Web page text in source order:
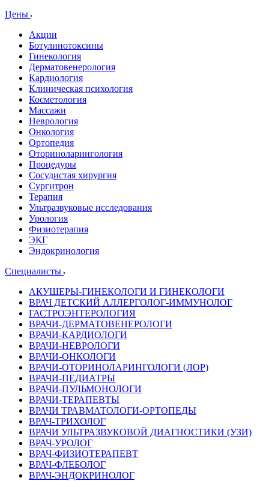
Цены
Акции
Ботулинотоксины
Гинекология
Дерматовенерология
Кардиология
Клиническая психология
Косметология
Массажи
Неврология
Онкология
Ортопедия
Оториноларингология
Процедуры
Сосудистая хирургия
Сургитрон
Терапия
Ультразвуковые исследования
Урология
Физиотерапия
ЭКГ
Эндокринология
Специалисты
АКУШЕРЫ-ГИНЕКОЛОГИ И ГИНЕКОЛОГИ
ВРАЧ ДЕТСКИЙ АЛЛЕРГОЛОГ-ИММУНОЛОГ
ГАСТРОЭНТЕРОЛОГИЯ
ВРАЧИ-ДЕРМАТОВЕНЕРОЛОГИ
ВРАЧИ-КАРДИОЛОГИ
ВРАЧИ-НЕВРОЛОГИ
ВРАЧИ-ОНКОЛОГИ
ВРАЧИ-ОТОРИНОЛАРИНГОЛОГИ (ЛОР)
ВРАЧИ-ПЕДИАТРЫ
ВРАЧИ-ПУЛЬМОНОЛОГИ
ВРАЧИ-ТЕРАПЕВТЫ
ВРАЧИ ТРАВМАТОЛОГИ-ОРТОПЕДЫ
ВРАЧ-ТРИХОЛОГ
ВРАЧИ УЛЬТРАЗВУКОВОЙ ДИАГНОСТИКИ (УЗИ)
ВРАЧ-УРОЛОГ
ВРАЧ-ФИЗИОТЕРАПЕВТ
ВРАЧ-ФЛЕБОЛОГ
ВРАЧ-ЭНДОКРИНОЛОГ